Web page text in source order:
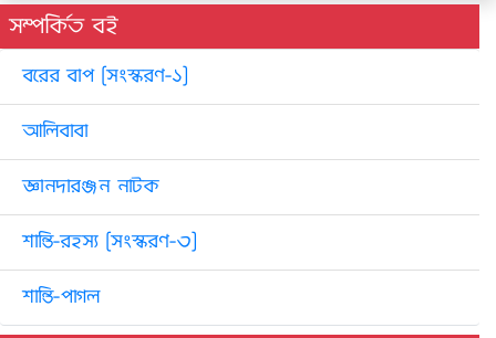
সম্পর্কিত বই
বরের বাপ [সংস্করণ-১]
আলিবাবা
জ্ঞানদারঞ্জন নাটক
শান্তি-রহস্য [সংস্করণ-৩]
শান্তি-পাগল